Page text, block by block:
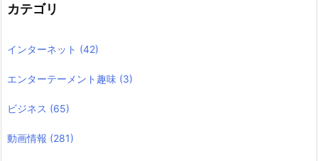
カテゴリ
インターネット (42)
エンターテーメント趣味 (3)
ビジネス (65)
動画情報 (281)